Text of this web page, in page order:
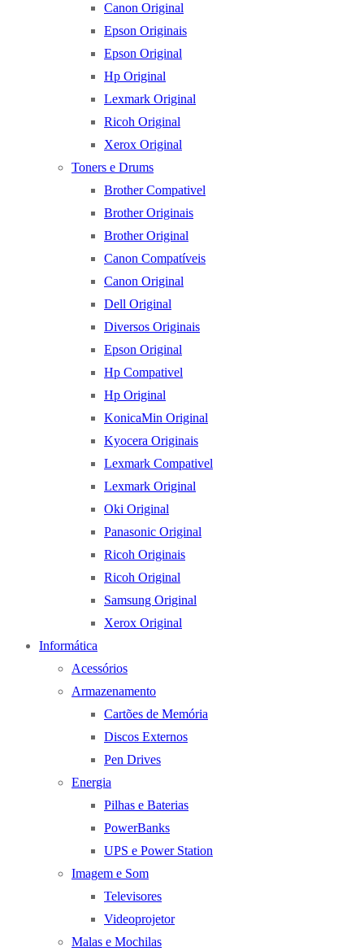
Canon Original
Epson Originais
Epson Original
Hp Original
Lexmark Original
Ricoh Original
Xerox Original
Toners e Drums
Brother Compativel
Brother Originais
Brother Original
Canon Compatíveis
Canon Original
Dell Original
Diversos Originais
Epson Original
Hp Compativel
Hp Original
KonicaMin Original
Kyocera Originais
Lexmark Compativel
Lexmark Original
Oki Original
Panasonic Original
Ricoh Originais
Ricoh Original
Samsung Original
Xerox Original
Informática
Acessórios
Armazenamento
Cartões de Memória
Discos Externos
Pen Drives
Energia
Pilhas e Baterias
PowerBanks
UPS e Power Station
Imagem e Som
Televisores
Videoprojetor
Malas e Mochilas